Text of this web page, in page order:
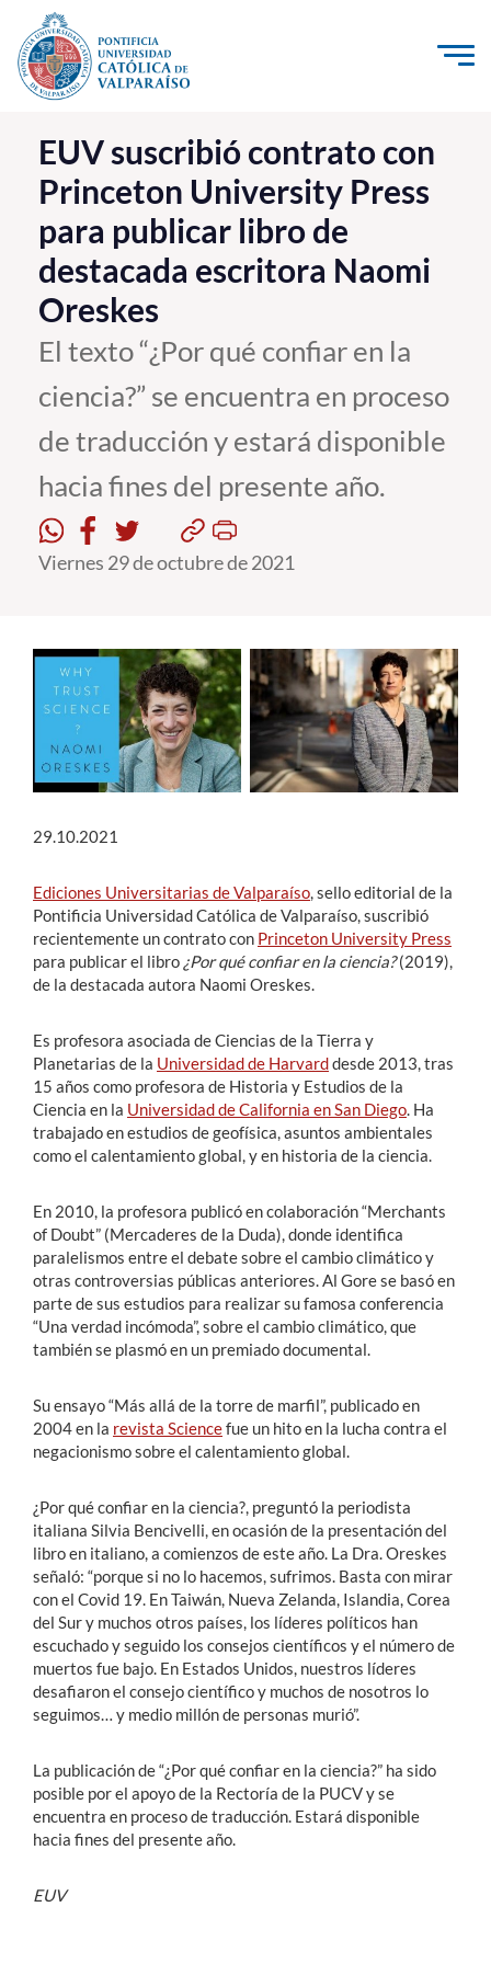
Click acá para ir directamente al contenido
La Universidad
Investigación, Creación e Innovación
PUCV Internacional
Vinculación con el Medio
Admisión
Pregrado
Postgrado
Formación Continua
Estudiantes
Alumni
English
EUV suscribió contrato con
Princeton University Press
para publicar libro de
destacada escritora Naomi
Oreskes
El texto “¿Por qué confiar en la
ciencia?” se encuentra en proceso
de traducción y estará disponible
hacia fines del presente año.
Viernes 29 de octubre de 2021
29.10.2021
Ediciones Universitarias de Valparaíso, sello editorial de la
Pontificia Universidad Católica de Valparaíso, suscribió
recientemente un contrato con Princeton University Press
para publicar el libro ¿Por qué confiar en la ciencia?(2019),
de la destacada autora Naomi Oreskes.
Es profesora asociada de Ciencias de la Tierra y
Planetarias de la Universidad de Harvarddesde 2013, tras
15 años como profesora de Historia y Estudios de la
Ciencia en la Universidad de California en San Diego. Ha
trabajado en estudios de geofísica, asuntos ambientales
como el calentamiento global, y en historia de la ciencia.
En 2010, la profesora publicó en colaboración “Merchants
of Doubt” (Mercaderes de la Duda), donde identifica
paralelismos entre el debate sobre el cambio climático y
otras controversias públicas anteriores. Al Gore se basó en
parte de sus estudios para realizar su famosa conferencia
“Una verdad incómoda”, sobre el cambio climático, que
también se plasmó en un premiado documental.
Su ensayo “Más allá de la torre de marfil”, publicado en
2004 en la revista Sciencefue un hito en la lucha contra el
negacionismo sobre el calentamiento global.
¿Por qué confiar en la ciencia?, preguntó la periodista
italiana Silvia Bencivelli, en ocasión de la presentación del
libro en italiano, a comienzos de este año. La Dra. Oreskes
señaló: “porque si no lo hacemos, sufrimos. Basta con mirar
con el Covid 19. En Taiwán, Nueva Zelanda, Islandia, Corea
del Sur y muchos otros países, los líderes políticos han
escuchado y seguido los consejos científicos y el número de
muertos fue bajo. En Estados Unidos, nuestros líderes
desafiaron el consejo científico y muchos de nosotros lo
seguimos… y medio millón de personas murió”.
La publicación de “¿Por qué confiar en la ciencia?” ha sido
posible por el apoyo de la Rectoría de la PUCV y se
encuentra en proceso de traducción. Estará disponible
hacia fines del presente año.
EUV